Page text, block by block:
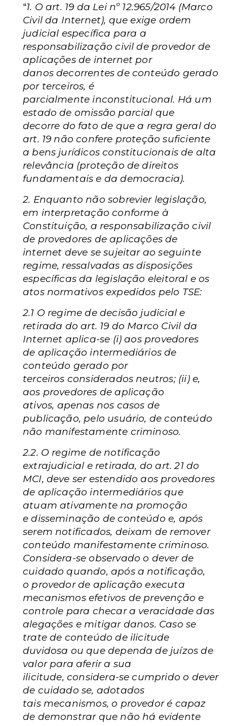
"1. O art. 19 da Lei nº 12.965/2014 (Marco
Civil da Internet), que exige ordem
judicial específica para a
responsabilizaçãocivil de provedor de
aplicações de internet por
danosdecorrentes de conteúdo gerado
por terceiros, é
parcialmente inconstitucional. Há um
estado de omissão parcial que
decorre do fato de que a regra geral do
art. 19 não confere proteçãosuficiente
a bens jurídicos constitucionais de alta
relevância (proteção de direitos
fundamentais e da democracia).
2. Enquanto não sobrevier legislação,
em interpretaçãoconforme à
Constituição, a responsabilização civil
de provedores de aplicações de
internet deve se sujeitar ao seguinte
regime, ressalvadas as disposições
específicas da legislação eleitoral e os
atos normativos expedidos pelo TSE:
2.1 O regime de decisão judicial e
retirada do art. 19 do Marco Civil da
Internet aplica-se (i) aos provedores
de aplicação intermediários de
conteúdo gerado por
terceiros considerados neutros; (ii) e,
aos provedores de aplicação
ativos, apenas nos casos de
publicação, pelo usuário, de conteúdo
não manifestamente criminoso.
2.2. O regime de notificação
extrajudicial e retirada, do art.21 do
MCI, deve ser estendido aos provedores
de aplicação intermediários que
atuam ativamente na promoção
edisseminação de conteúdo e, após
serem notificados, deixam de remover
conteúdo manifestamente criminoso.
Considera-seobservado o dever de
cuidado quando, após a notificação,
o provedor de aplicação executa
mecanismos efetivos de prevenção e
controle para checar a veracidade das
alegações e mitigar danos. Caso se
trate de conteúdo de ilicitude
duvidosa ou que dependa de juízos de
valor para aferir a sua
ilicitude,considera-se cumprido o dever
de cuidado se, adotados
tais mecanismos, o provedor é capaz
de demonstrar que não há evidente